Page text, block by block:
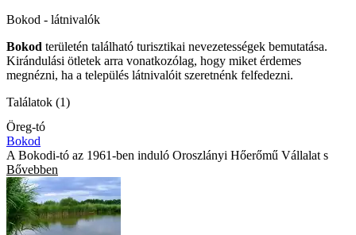
Bokod - látnivalók
Bokod területén található turisztikai nevezetességek bemutatása.
Kirándulási ötletek arra vonatkozólag, hogy miket érdemes
megnézni, ha a település látnivalóit szeretnénk felfedezni.
Találatok (1)
Öreg-tó
Bokod
A Bokodi-tó az 1961-ben induló Oroszlányi Hőerőmű Vállalat s
Bővebben